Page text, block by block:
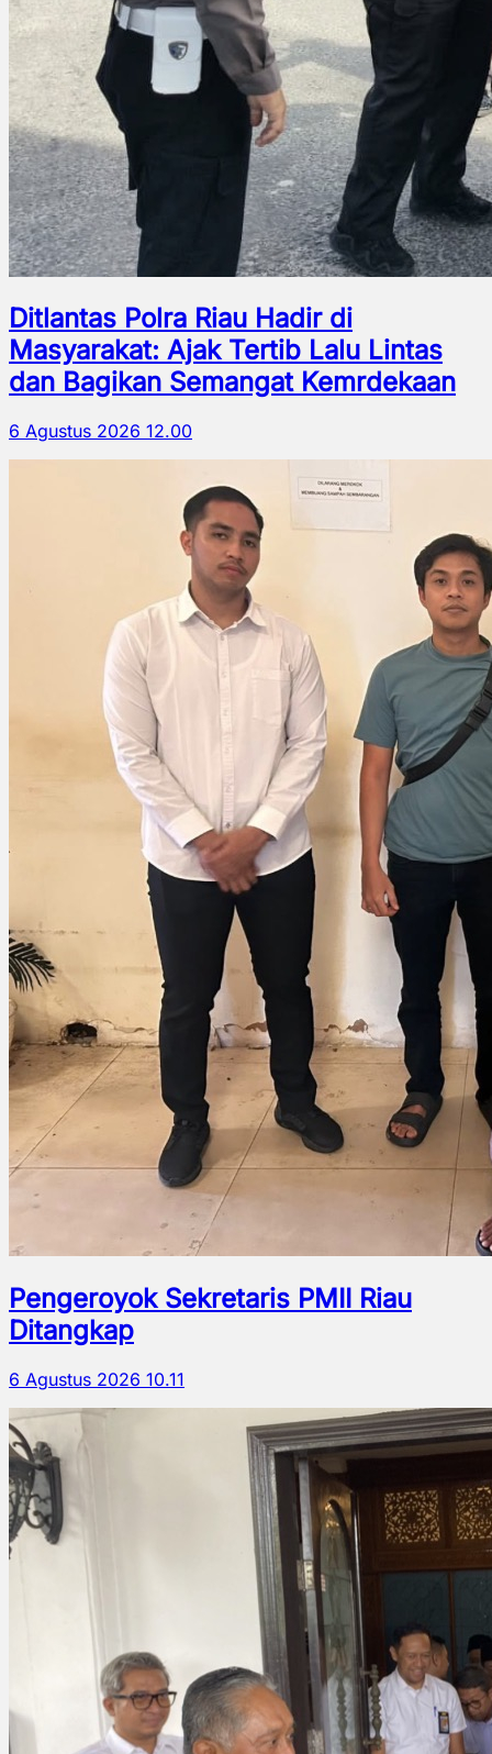
Ditlantas Polra Riau Hadir di
Masyarakat: Ajak Tertib Lalu Lintas
dan Bagikan Semangat Kemrdekaan
6 Agustus 2026 12.00
Pengeroyok Sekretaris PMII Riau
Ditangkap
6 Agustus 2026 10.11